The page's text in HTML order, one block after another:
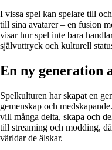
I vissa spel kan spelare till
till sina avatarer – en fusion
visar hur spel inte bara
självuttryck och kulturell
En ny generation
Spelkulturen har skapat en
gemenskap och
vill många delta, skapa och
till streaming och modding,
världar de älskar.